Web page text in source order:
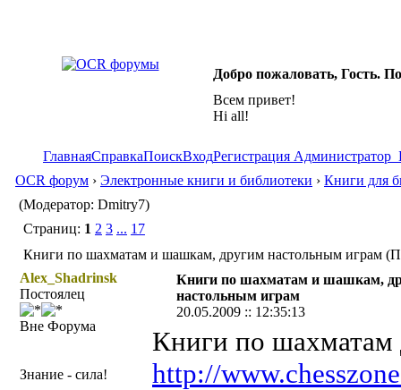
Добро пожаловать, Гость.
Всем привет!
Hi all!
ГлавнаяСправкаПоискВходРегистрация Администратор
OCR форум › Электронные книги и библиотеки › Книги для
(Модератор: Dmitry7)
Страниц: 1 2 3 ... 17
Книги по шахматам и шашкам, другим настольным играм
Alex_Shadrinsk
Постоялец
Вне Форума
Знание - сила!
Книги по шахматам и шашкам,
настольным играм
20.05.2009 :: 12:35:13
Книги по шахматам
http://